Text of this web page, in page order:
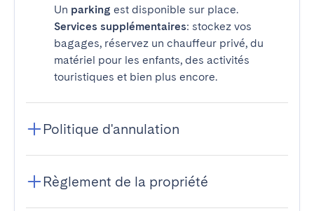
Un parking est disponible sur place.
Services supplémentaires: stockez vos
bagages, réservez un chauffeur privé, du
matériel pour les enfants, des activités
touristiques et bien plus encore.
Politique d'annulation
Règlement de la propriété